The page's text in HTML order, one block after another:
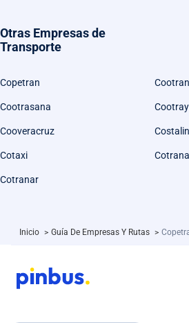
Otras Empresas de
Transporte
Copetran
Cootrasana
Cooveracruz
Cotaxi Cotranal
Cotranar
Inicio > Guía De Empresas Y Rutas >